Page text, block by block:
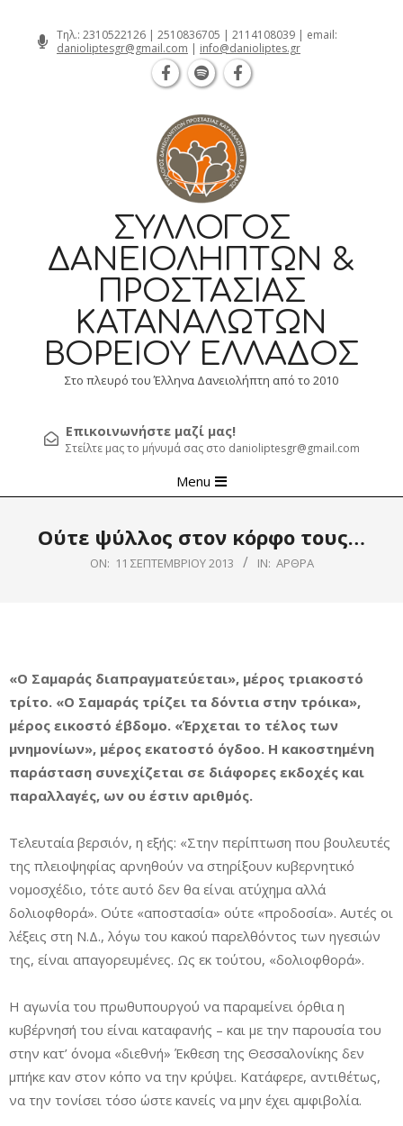
Τηλ.: 2310522126 | 2510836705 | 2114108039 | email:
danioliptesgr@gmail.com | info@danioliptes.gr
ΣΎΛΛΟΓΟΣ
ΔΑΝΕΙΟΛΗΠΤΏΝ &
ΠΡΟΣΤΑΣΊΑΣ
ΚΑΤΑΝΑΛΩΤΏΝ
ΒΟΡΕΊΟΥ ΕΛΛΆΔΟΣ
Στο πλευρό του Έλληνα Δανειολήπτη από το 2010
Επικοινωνήστε μαζί μας!
Στείλτε μας το μήνυμά σας στο danioliptesgr@gmail.com
Navigation
Menu
Ούτε ψύλλος στον κόρφο τους…
ON: 11 ΣΕΠΤΕΜΒΡΊΟΥ 2013 IN: ΆΡΘΡΑ
«Ο Σαμαράς διαπραγματεύεται», μέρος τριακοστό
τρίτο. «Ο Σαμαράς τρίζει τα δόντια στην τρόικα»,
μέρος εικοστό έβδομο. «Έρχεται το τέλος των
μνημονίων», μέρος εκατοστό όγδοο. Η κακοστημένη
παράσταση συνεχίζεται σε διάφορες εκδοχές και
παραλλαγές, ων ου έστιν αριθμός.
Τελευταία βερσιόν, η εξής: «Στην περίπτωση που βουλευτές
της πλειοψηφίας αρνηθούν να στηρίξουν κυβερνητικό
νομοσχέδιο, τότε αυτό δεν θα είναι ατύχημα αλλά
δολιοφθορά». Ούτε «αποστασία» ούτε «προδοσία». Αυτές οι
λέξεις στη Ν.Δ., λόγω του κακού παρελθόντος των ηγεσιών
της, είναι απαγορευμένες. Ως εκ τούτου, «δολιοφθορά».
Η αγωνία του πρωθυπουργού να παραμείνει όρθια η
κυβέρνησή του είναι καταφανής – και με την παρουσία του
στην κατ’ όνομα «διεθνή» Έκθεση της Θεσσαλονίκης δεν
μπήκε καν στον κόπο να την κρύψει. Κατάφερε, αντιθέτως,
να την τονίσει τόσο ώστε κανείς να μην έχει αμφιβολία.